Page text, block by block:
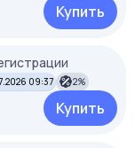
Купить
09:37 2%
Купить